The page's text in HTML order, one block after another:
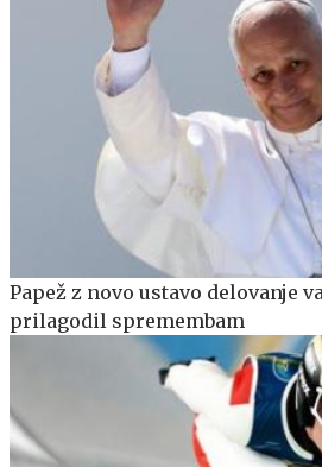
Papež z novo ustavo delovanje
prilagodil spremembam